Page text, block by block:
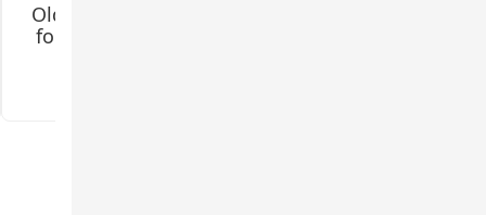
Old Texture Pack
for Minecraft PE